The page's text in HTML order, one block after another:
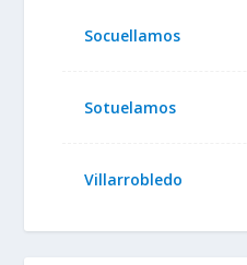
Socuellamos
Sotuelamos
Villarrobledo